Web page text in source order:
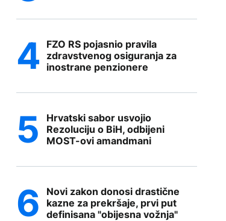
FZO RS pojasnio pravila
zdravstvenog osiguranja za
inostrane penzionere
Hrvatski sabor usvojio
Rezoluciju o BiH, odbijeni
MOST-ovi amandmani
Novi zakon donosi drastične
kazne za prekršaje, prvi put
definisana "obijesna vožnja"